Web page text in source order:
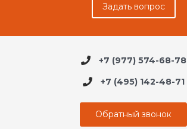
Задать вопрос
+7 (977) 574-68-78
+7 (495) 142-48-71
Обратный звонок